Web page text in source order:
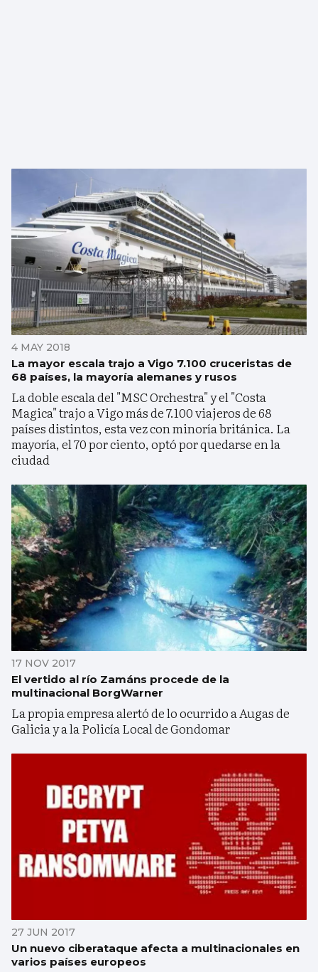
4 MAY 2018
La mayor escala trajo a Vigo 7.100 cruceristas de
68 países, la mayoría alemanes y rusos
La doble escala del "MSC Orchestra" y el "Costa
Magica" trajo a Vigo más de 7.100 viajeros de 68
países distintos, esta vez con minoría británica. La
mayoría, el 70 por ciento, optó por quedarse en la
ciudad
17 NOV 2017
El vertido al río Zamáns procede de la
multinacional BorgWarner
La propia empresa alertó de lo ocurrido a Augas de
Galicia y a la Policía Local de Gondomar
27 JUN 2017
Un nuevo ciberataque afecta a multinacionales en
varios países europeos